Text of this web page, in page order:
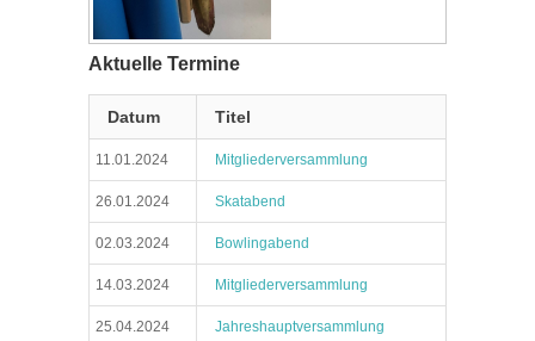
Aktuelle Termine
Datum Titel
11.01.2024 Mitgliederversammlung
26.01.2024 Skatabend
02.03.2024 Bowlingabend
14.03.2024 Mitgliederversammlung
25.04.2024 Jahreshauptversammlung